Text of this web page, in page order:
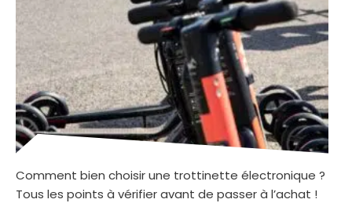
Comment bien choisir une trottinette électronique ?
Tous les points à vérifier avant de passer à l’achat !